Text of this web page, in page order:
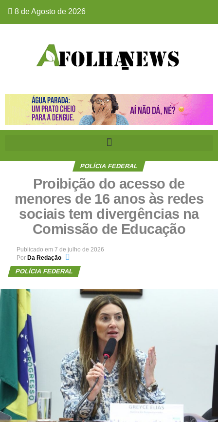
8 de Agosto de 2026
POLÍCIA FEDERAL
Proibição do acesso de
menores de 16 anos às redes
sociais tem divergências na
Comissão de Educação
Publicado em 7 de julho de 2026
Por Da Redação
POLÍCIA FEDERAL